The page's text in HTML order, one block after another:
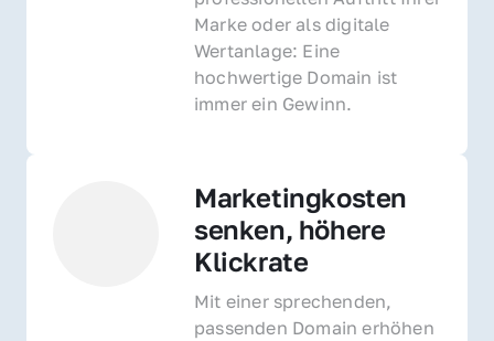
Marke oder als digitale
Wertanlage: Eine
hochwertige Domain ist
immer ein Gewinn.
Marketingkosten
senken, höhere
Klickrate
Mit einer sprechenden,
passenden Domain erhöhen